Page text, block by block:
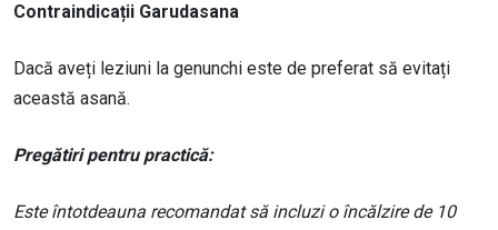
Contraindicații Garudasana
Dacă aveți leziuni la genunchi este de preferat să evitați
această asană.
Pregătiri pentru practică:
Este întotdeauna recomandat să incluzi o încălzire de 10